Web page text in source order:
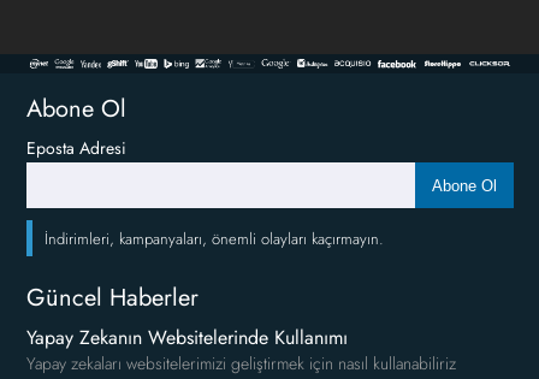
Abone Ol
Eposta Adresi
Abone Ol
İndirimleri, kampanyaları, önemli olayları kaçırmayın.
Güncel Haberler
Yapay Zekanın Websitelerinde Kullanımı
Yapay zekaları websitelerimizi geliştirmek için nasıl kullanabiliriz